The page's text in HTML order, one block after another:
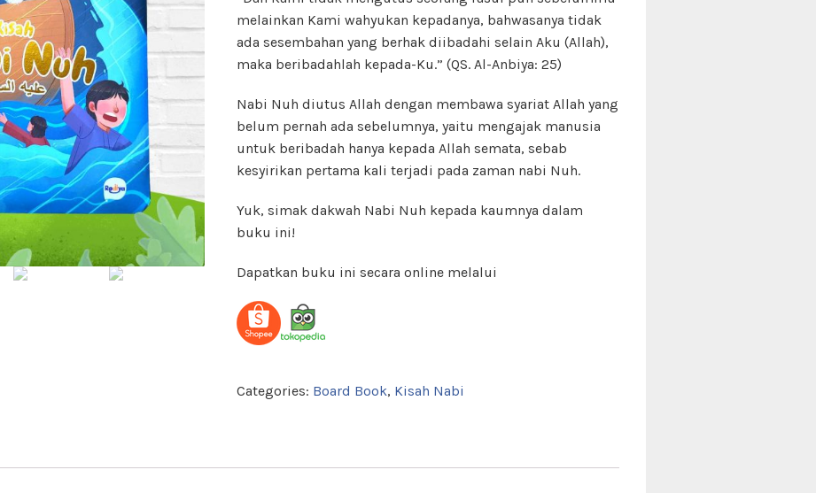
melainkan Kami wahyukan kepadanya, bahwasanya tidak
ada sesembahan yang berhak diibadahi selain Aku (Allah),
maka beribadahlah kepada-Ku.” (QS. Al-Anbiya: 25)
Nabi Nuh diutus Allah dengan membawa syariat Allah yang
belum pernah ada sebelumnya, yaitu mengajak manusia
untuk beribadah hanya kepada Allah semata, sebab
kesyirikan pertama kali terjadi pada zaman nabi Nuh.
Yuk, simak dakwah Nabi Nuh kepada kaumnya dalam
buku ini!
Dapatkan buku ini secara online melalui
Categories: Board Book, Kisah Nabi